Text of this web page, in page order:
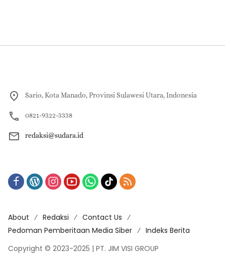
Sario, Kota Manado, Provinsi Sulawesi Utara, Indonesia
0821-9322-3338
redaksi@sudara.id
About Redaksi
Contact Us
Pedoman Pemberitaan Media Siber
Indeks Berita
Copyright © 2023-2025 | PT. JIM VISI GROUP